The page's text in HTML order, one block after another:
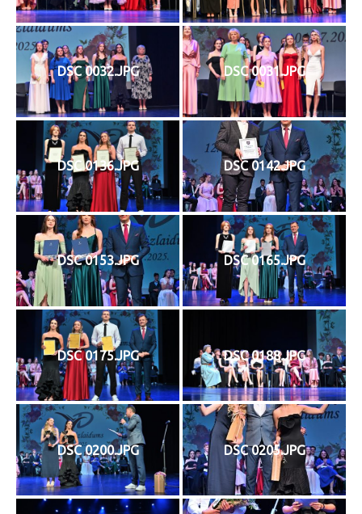
DSC 0032.JPG DSC 0031.JPG
DSC 0136.JPG DSC 0142.JPG
DSC 0153.JPG DSC 0165.JPG
DSC 0175.JPG DSC 0188.JPG
DSC 0200.JPG DSC 0205.JPG